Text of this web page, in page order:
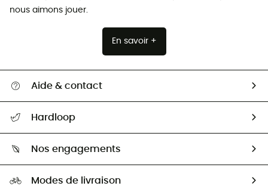
nous aimons jouer.
En savoir +
Aide & contact
Retour & remboursement
Guide des tailles
Seconde Main
Hardloop
Nos engagements
Modes de livraison